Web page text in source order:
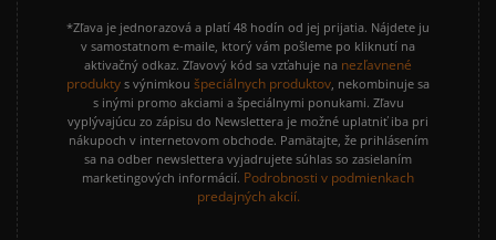
*Zľava je jednorazová a platí 48 hodín od jej prijatia. Nájdete ju
v samostatnom e-maile, ktorý vám pošleme po kliknutí na
aktivačný odkaz. Zľavový kód sa vzťahuje na nezľavnené
produkty s výnimkou špeciálnych produktov , nekombinuje sa
s inými promo akciami a špeciálnymi ponukami. Zľavu
vyplývajúcu zo zápisu do Newslettera je možné uplatniť iba pri
nákupoch v internetovom obchode. Pamätajte, že prihlásením
sa na odber newslettera vyjadrujete súhlas so zasielaním
marketingových informácií. Podrobnosti v podmienkach
predajných akcií.